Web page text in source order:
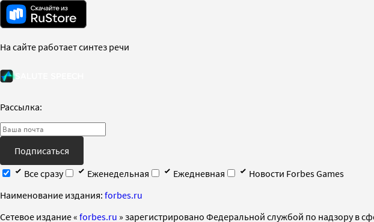
На сайте работает синтез речи
Рассылка:
Подписаться
Все сразу
Еженедельная Ежедневная
Новости Forbes Games
Наименование издания: forbes.ru
Cетевое издание « forbes.ru » зарегистрировано Федеральной службой по надзору в